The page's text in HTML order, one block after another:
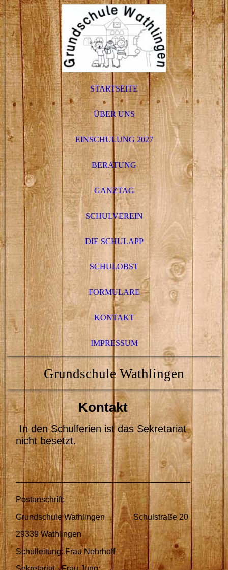
STARTSEITE
ÜBER UNS
EINSCHULUNG 2027
BERATUNG
GANZTAG
SCHULVEREIN
DIE SCHULAPP
SCHULOBST
FORMULARE
KONTAKT
IMPRESSUM
Grundschule Wathlingen
Kontakt
In den Schulferien ist das Sekretariat
nicht besetzt.
Postanschrift:
Grundschule Wathlingen Schulstraße 20
29339 Wathlingen
Schulleitung: Frau Nehrhoff